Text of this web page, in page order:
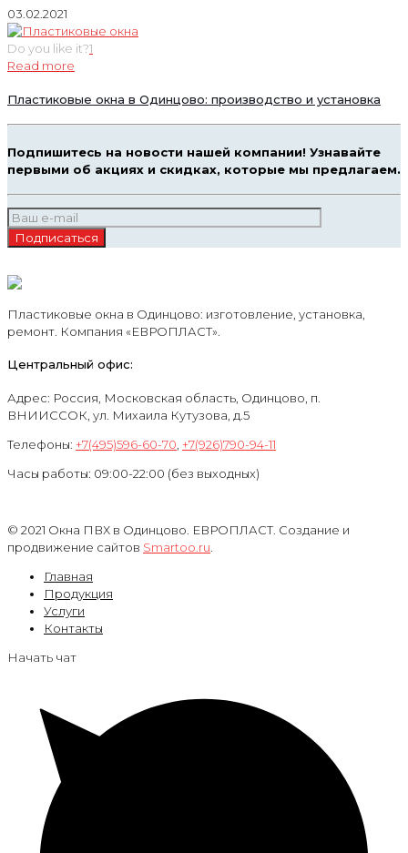
03.02.2021
Do you like it?1
Read more
Пластиковые окна в Одинцово: производство и установка
Подпишитесь на новости нашей компании! Узнавайте
первыми об акциях и скидках, которые мы предлагаем.
Пластиковые окна в Одинцово: изготовление, установка,
ремонт. Компания «ЕВРОПЛАСТ».
Центральный офис:
Адрес: Россия, Московская область, Одинцово, п.
ВНИИССОК, ул. Михаила Кутузова, д.5
Телефоны: +7(495)596-60-70 +7(926)790-94-11
Часы работы: 09:00-22:00 (без выходных)
© 2021 Окна ПВХ в Одинцово. ЕВРОПЛАСТ. Создание и
продвижение сайтов Smartoo.ru
Главная
Продукция
Услуги
Контакты
Начать чат